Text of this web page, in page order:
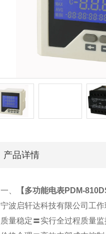
产品详情
一、 【多功能电表PDM-
宁波启轩达科技有限公司工作
质量稳定〓实行全过程质量